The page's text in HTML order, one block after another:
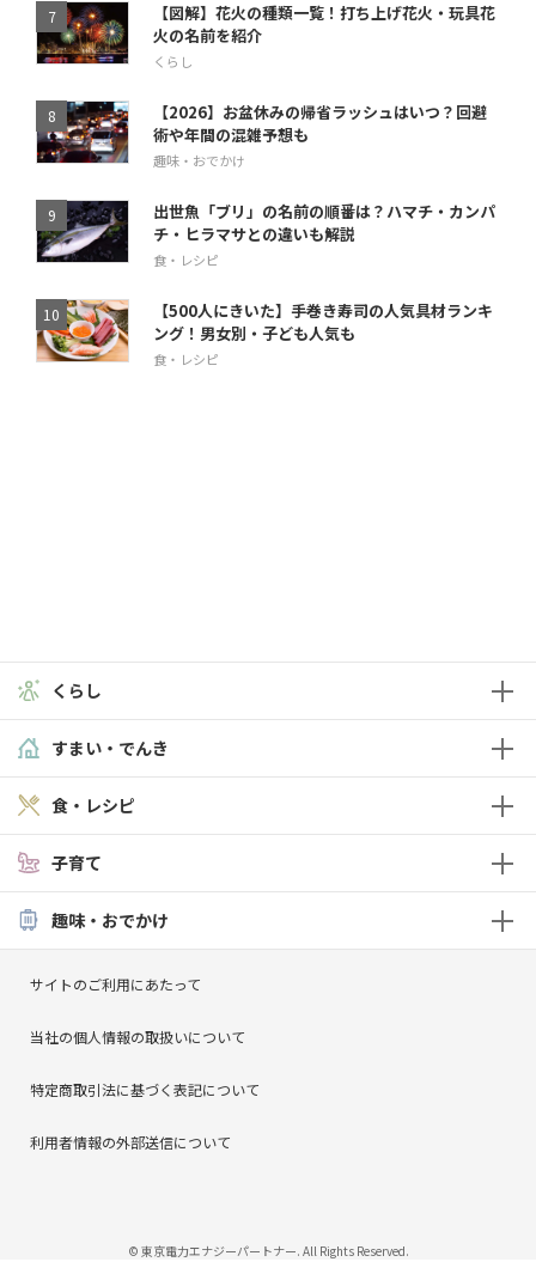
【図解】花火の種類一覧！打ち上げ花火・玩具花
火の名前を紹介
くらし
【2026】お盆休みの帰省ラッシュはいつ？回避
術や年間の混雑予想も
趣味・おでかけ
出世魚「ブリ」の名前の順番は？ハマチ・カンパ
チ・ヒラマサとの違いも解説
食・レシピ
【500人にきいた】手巻き寿司の人気具材ランキ
ング！男女別・子ども人気も
食・レシピ
くらし
すまい・でんき
食・レシピ
子育て
趣味・おでかけ
サイトのご利用にあたって
当社の個人情報の取扱いについて
特定商取引法に基づく表記について
利用者情報の外部送信について
© 東京電力エナジーパートナー. All Rights Reserved.